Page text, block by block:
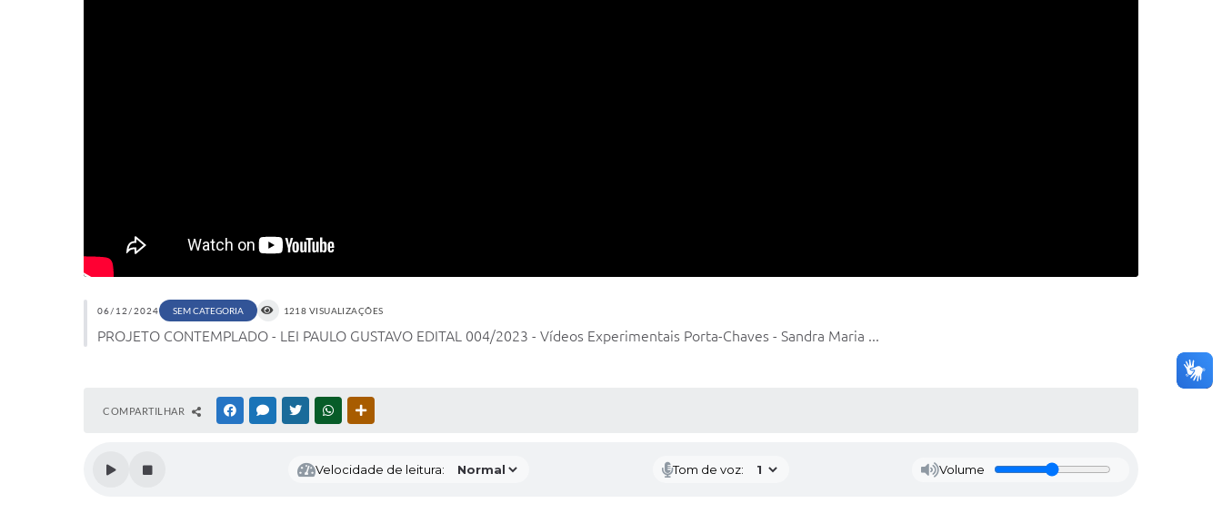
06/12/2024 SEM CATEGORIA 1218 VISUALIZAÇÕES
PROJETO CONTEMPLADO - LEI PAULO GUSTAVO EDITAL 004/2023 - Vídeos Experimentais Porta-Chaves - Sandra Maria ...
COMPARTILHAR FACEBOOKMESSENGER
TWITTERWHATSAPP
Velocidade de leitura: Tom de voz: Volume